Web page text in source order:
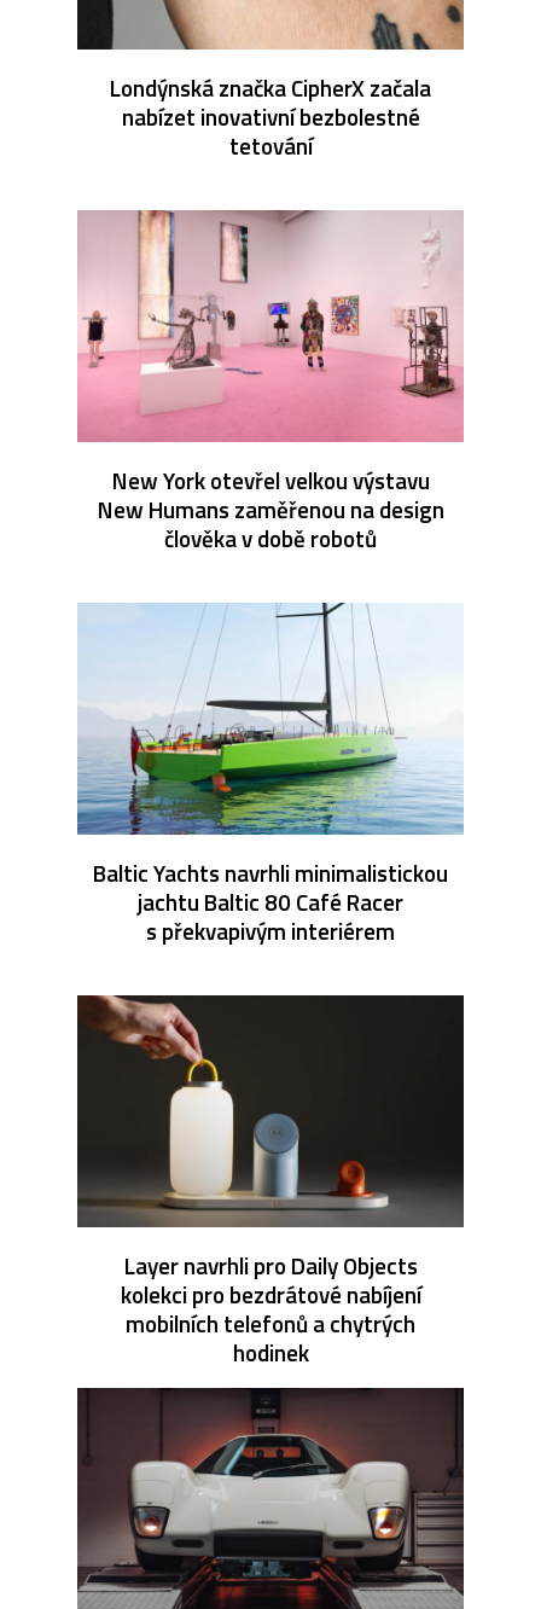
Londýnská značka CipherX začala
nabízet inovativní bezbolestné
tetování
New York otevřel velkou výstavu
New Humans zaměřenou na design
člověka v době robotů
Baltic Yachts navrhli minimalistickou
jachtu Baltic 80 Café Racer
s překvapivým interiérem
Layer navrhli pro Daily Objects
kolekci pro bezdrátové nabíjení
mobilních telefonů a chytrých
hodinek